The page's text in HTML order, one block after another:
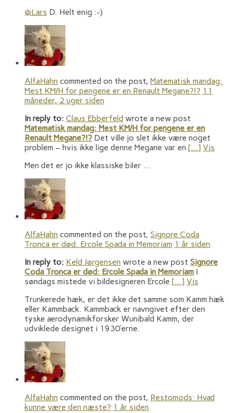
@Lars D. Helt enig :-)
AlfaHahn commented on the post, Matematisk mandag:
Mest KM/H for pengene er en Renault Megane?!? 11
måneder, 2 uger siden
In reply to: Claus Ebberfeld wrote a new post
Matematisk mandag: Mest KM/H for pengene er en
Renault Megane?!? Det ville jo slet ikke være noget
problem – hvis ikke lige denne Megane var en […] Vis
Men det er jo ikke klassiske biler …
AlfaHahn commented on the post, Signore Coda
Tronca er død: Ercole Spada in Memoriam 1 år siden
In reply to: Keld Jørgensen wrote a new post Signore
Coda Tronca er død: Ercole Spada in Memoriam I
søndags mistede vi bildesigneren Ercole […] Vis
Trunkerede hæk, er det ikke det samme som Kamm hæk
eller Kammback. Kammback er navngivet efter den
tyske aerodynamikforsker Wunibald Kamm, der
udviklede designet i 1930’erne.
AlfaHahn commented on the post, Restomods: Hvad
kunne være den næste? 1 år siden